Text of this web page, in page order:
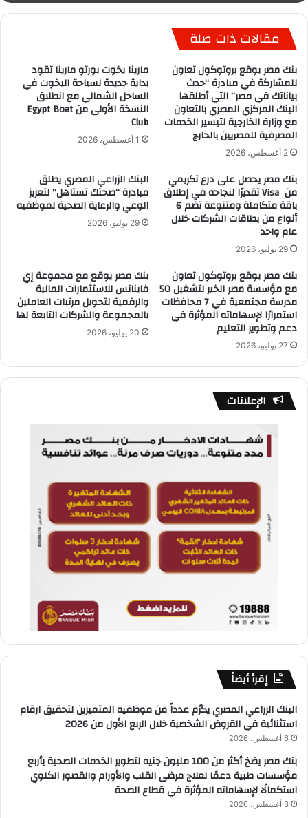
مقالات ذات صلة
بنك مصر يوقع بروتوكول تعاون
للمشاركة في مبادرة “حدث
بياناتك في مصر” التي أطلقها
البنك المركزي المصري بالتعاون
مع وزارة الخارجية لتيسير الخدمات
المصرفية للمصريين بالخارج
2 أغسطس، 2026
مارينا يخوت بورتو مارينا تقود
بداية جديدة لسياحة اليخوت في
الساحل الشمالي مع انطلاق
النسخة الأولى من Egypt Boat
Club
1 أغسطس، 2026
بنك مصر يحصل على درع تكريمي
من Visa تقديرًا لنجاحه في إطلاق
باقة متكاملة ومتنوعة تضم 6
أنواع من بطاقات الشركات خلال
عام واحد
29 يوليو، 2026
البنك الزراعي المصري يطلق
مبادرة “صحتك تستاهل” لتعزيز
الوعي والرعاية الصحية لموظفيه
29 يوليو، 2026
بنك مصر يوقع بروتوكول تعاون
مع مؤسسة مصر الخير لتشغيل 50
مدرسة مجتمعية في 7 محافظات
استمرارًا لإسهاماته المؤثرة في
دعم وتطوير التعليم
27 يوليو، 2026
بنك مصر يوقع مع مجموعة إي
فاينانس للاستثمارات المالية
والرقمية لتحويل مرتبات العاملين
بالمجموعة والشركات التابعة لها
20 يوليو، 2026
الإعلانات
إقرأ أيضاً
البنك الزراعي المصري يكرّم عدداً من موظفيه المتميزين لتحقيق ارقام
استثنائية في القروض الشخصية خلال الربع الأول من 2026
6 أغسطس، 2026
بنك مصر يضخ أكثر من 100 مليون جنيه لتطوير الخدمات الصحية بأربع
مؤسسات طبية دعمًا لعلاج مرضى القلب والأورام والقصور الكلوي
استكمالًا لإسهاماته المؤثرة في قطاع الصحة
3 أغسطس، 2026